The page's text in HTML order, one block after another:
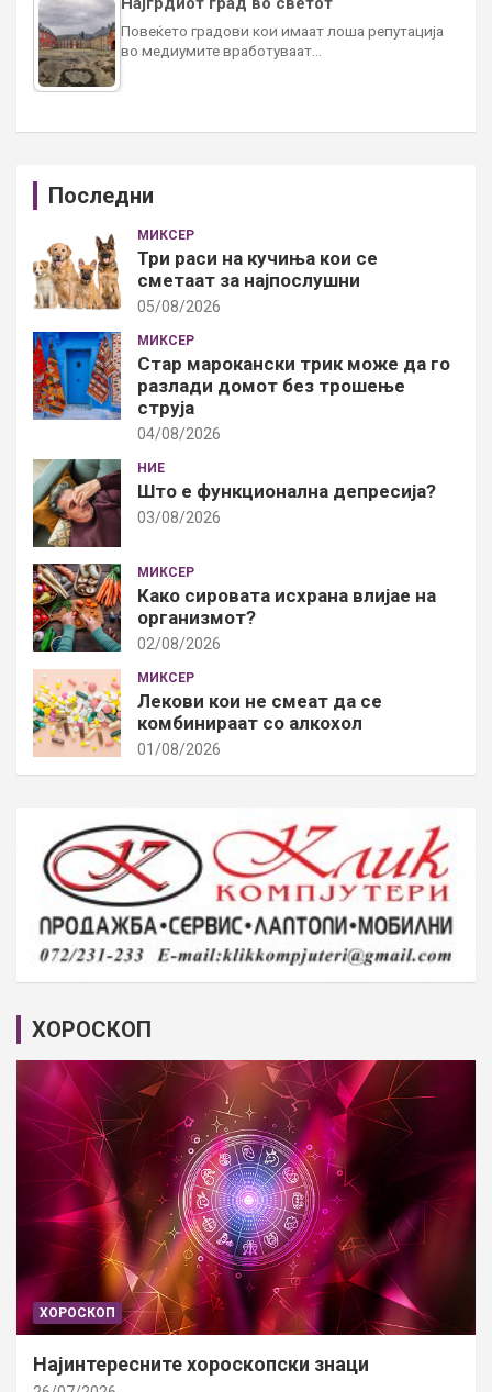
Повеќето градови кои имаат лоша репутација
во медиумите вработуваат…
Последни
МИКСЕР
Три раси на кучиња кои се
сметаат за најпослушни
05/08/2026
МИКСЕР
Стар марокански трик може да го
разлади домот без трошење
струја
04/08/2026
НИЕ
Што е функционална депресија?
03/08/2026
МИКСЕР
Како сировата исхрана влијае на
организмот?
02/08/2026
МИКСЕР
Лекови кои не смеат да се
комбинираат со алкохол
01/08/2026
ХОРОСКОП
ХОРОСКОП
Најинтересните хороскопски знаци